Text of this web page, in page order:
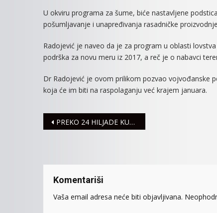
U okviru programa za šume, biće nastavljene
pošumljavanje i unapređivanja rasadničke
Radojević je naveo da je za program u oblasti
podrška za novu meru iz 2017, a reč je o nabavci
Dr Radojević je ovom prilikom pozvao vojvođanske
koja će im biti na raspolaganju već krajem januara.
Navigacija
PREKO 24 HILJADE KUPAČA NA GRADSKOM BAZENU
Komentariši
Vaša email adresa neće biti objavljivana.